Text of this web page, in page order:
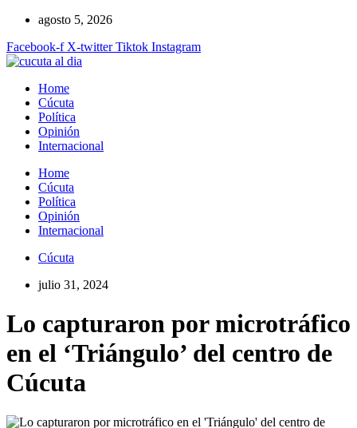
contenido
agosto 5, 2026
Facebook-f X-twitter Tiktok Instagram
Home
Cúcuta
Política
Opinión
Internacional
Home
Cúcuta
Política
Opinión
Internacional
Cúcuta
julio 31, 2024
Lo capturaron por microtráfico
en el ‘Triángulo’ del centro de
Cúcuta